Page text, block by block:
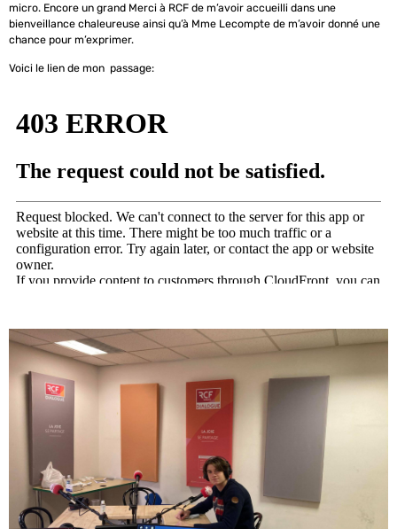
micro. Encore un grand Merci à RCF de m’avoir accueilli dans une
bienveillance chaleureuse ainsi qu’à Mme Lecompte de m’avoir donné une
chance pour m’exprimer.
Voici le lien de mon passage: